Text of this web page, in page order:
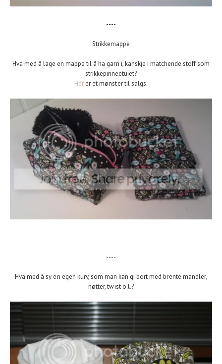
----
Strikkemappe
Hva med å lage en mappe til å ha garn i, kanskje i matchende stoff som
strikkepinneetuiet?
Her er et mønster til salgs.
----
Hva med å sy en egen kurv, som man kan gi bort med brente mandler,
nøtter, twist o.l.?